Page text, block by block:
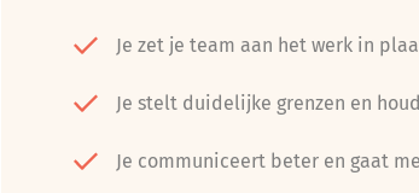
Je zet je team aan het werk in
Je stelt duidelijke grenzen en
Je communiceert beter en gaat